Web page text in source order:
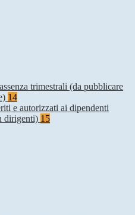
trimestrali (da pubblicare
14
e autorizzati ai dipendenti
dirigenti) 15